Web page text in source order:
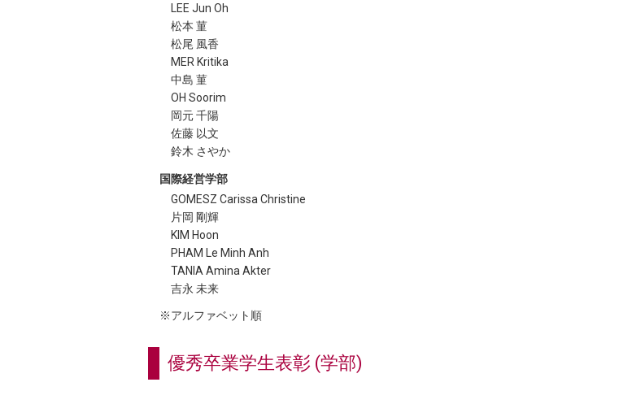
LEE Jun Oh
松本 菫
松尾 風香
MER Kritika
中島 菫
OH Soorim
岡元 千陽
佐藤 以文
鈴木 さやか
国際経営学部
GOMESZ Carissa Christine
片岡 剛輝
KIM Hoon
PHAM Le Minh Anh
TANIA Amina Akter
吉永 未来
※アルファベット順
優秀卒業学生表彰 (学部)